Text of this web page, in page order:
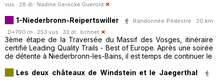
vus · 28 dl · Nadine.Gerecke Guerold
1-Niederbronn-Reipertswiller
Randonnée Pédestre · 20 km
· D+790 m · 253 vus · 32 dl · bchnet
3ème étape de la Traversée du Massif des Vosges, itinéraire
certifié Leading Quality Trails - Best of Europe. Après une soirée
de détente à Niederbronn-les-Bains, il est temps de continuer le
Les deux châteaux de Windstein et le Jaegerthal